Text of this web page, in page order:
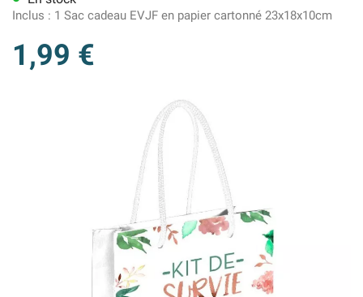
Inclus : 1 Sac cadeau EVJF en papier cartonné 23x18x10cm
1,99 €